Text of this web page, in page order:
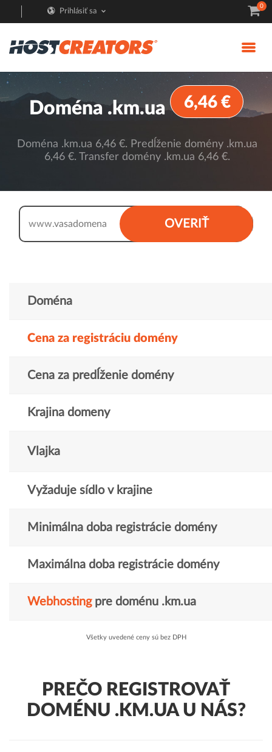
Prihlásiť sa
0
Doména .km.ua 6,46 €
Doména .km.ua 6,46 €. Predĺženie domény .km.ua
6,46 €. Transfer domény .km.ua 6,46 €.
OVERIŤ
www.
Doména
Cena za registráciu domény
Cena za predĺženie domény
Krajina domeny
Vlajka
Vyžaduje sídlo v krajine
Minimálna doba registrácie domény
Maximálna doba registrácie domény
Webhostingpre doménu .km.ua
Všetky uvedené ceny sú bez DPH
PREČO REGISTROVAŤ
DOMÉNU .KM.UA U NÁS?